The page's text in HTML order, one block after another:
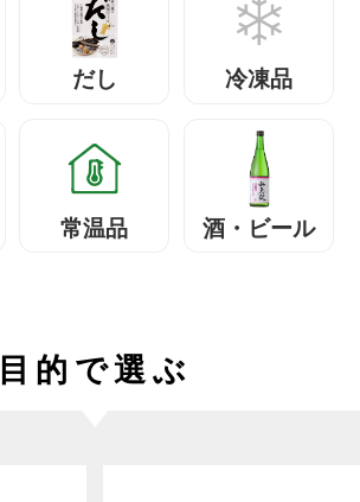
だし 冷凍品
常温品 酒・ビール
目的で選ぶ